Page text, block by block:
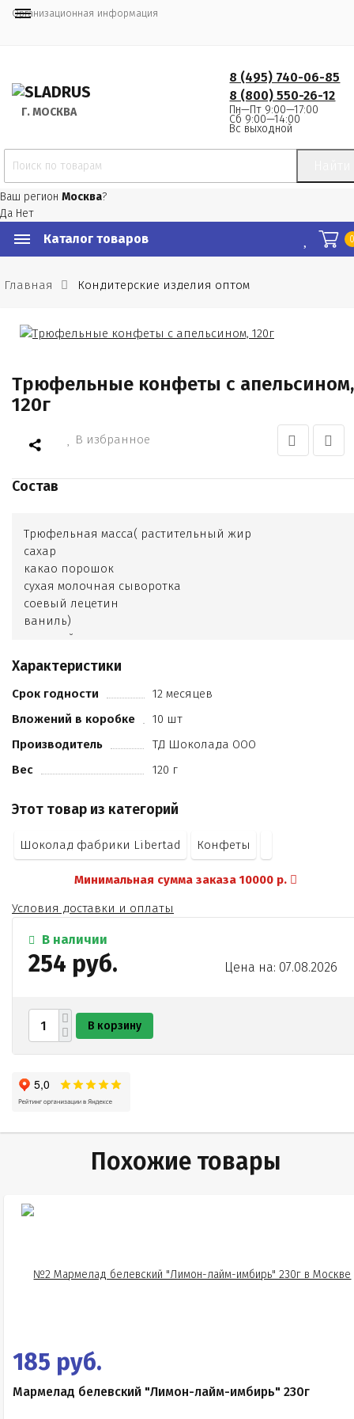
Организационная информация
Г. МОСКВА
8 (495) 740-06-85
8 (800) 550-26-12
Пн—Пт 9:00—17:00
Сб 9:00—14:00
Вс выходной
Ваш регион Москва?
Да Нет
Каталог товаров
Главная Кондитерские изделия оптом
Трюфельные конфеты с апельсином,
120г
В избранное
Состав
Трюфельная масса( растительный жир
сахар
какао порошок
сухая молочная сыворотка
соевый лецетин
ваниль)
молотый апельсин
Характеристики
Срок годности
12 месяцев
Вложений в коробке
10 шт
Производитель
ТД Шоколада ООО
Вес
120 г
Этот товар из категорий
Шоколад фабрики Libertad Конфеты
Минимальная сумма заказа 10000 р.
Условия доставки и оплаты
В наличии
254 руб. Цена на: 07.08.2026
В корзину
Похожие товары
185 руб.
Мармелад белевский "Лимон-лайм-имбирь" 230г